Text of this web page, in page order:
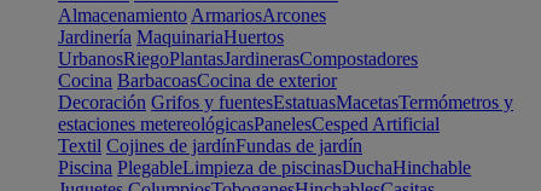
Almacenamiento ArmariosArcones
Jardinería MaquinariaHuertos
UrbanosRiegoPlantasJardinerasCompostadores
Cocina BarbacoasCocina de exterior
Decoración Grifos y fuentesEstatuasMacetasTermómetros y
estaciones metereológicasPanelesCesped Artificial
Textil Cojines de jardínFundas de jardín
Piscina PlegableLimpieza de piscinasDuchaHinchable